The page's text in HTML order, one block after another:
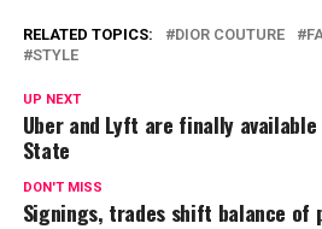
RELATED TOPICS: DIOR COUTURE
STYLE
UP NEXT
Uber and Lyft are finally
State
DON'T MISS
Signings, trades shift balance of